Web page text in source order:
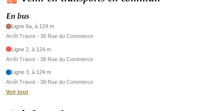
En bus
Ligne 6a, à 124 m
Arrêt Travot - 38 Rue du Commerce
Ligne 2, à 124 m
Arrêt Travot - 38 Rue du Commerce
Ligne 3, à 124 m
Arrêt Travot - 38 Rue du Commerce
Voir tout